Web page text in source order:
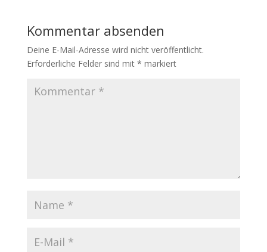
Kommentar absenden
Deine E-Mail-Adresse wird nicht veröffentlicht.
Erforderliche Felder sind mit * markiert